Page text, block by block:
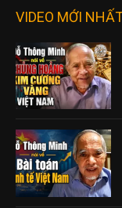
VIDEO MỚI